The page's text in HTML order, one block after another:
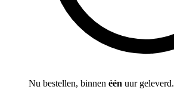
Nu bestellen, binnen één uur geleverd.